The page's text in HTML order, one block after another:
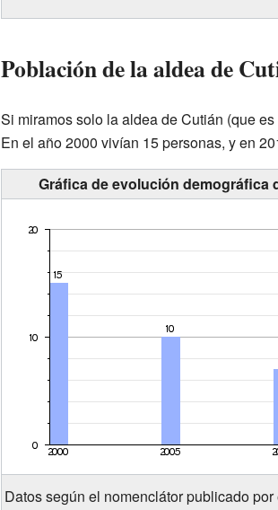
Población de la aldea de
Si miramos solo la aldea de Cutián (que
En el año 2000 vivían 15 personas, y en
Gráfica de evolución demográfica
Datos según el nomenclátor publicado por